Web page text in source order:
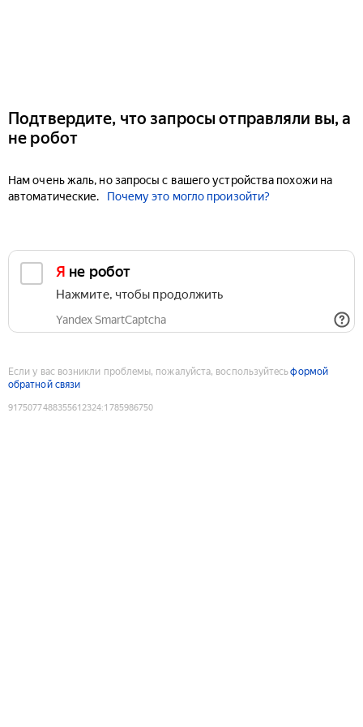
Подтвердите, что запросы отправляли вы, а
не робот
Нам очень жаль, но запросы с вашего устройства похожи на
автоматические.
Почему это могло произойти?
Я не робот
Нажмите, чтобы продолжить
Yandex SmartCaptcha
Если у вас возникли проблемы, пожалуйста, воспользуйтесьформой
обратной связи
9175077488355612324:1785986750